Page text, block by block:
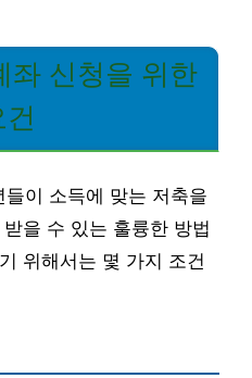
좌 신청을 위한
이 소득에 맞는 저축을
을 수 있는 훌륭한 방법
위해서는 몇 가지 조건